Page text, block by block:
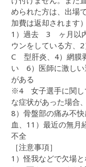
められた方は、出場
加費は返却されます）
1）過去 3 ヶ月以
ウンをしている方
C 型肝炎、4）網膜
い 6）医師に激しい
がある
※4 女子選手に関し
な症状があった場合
8）骨盤部の痛み不
血、11）最近の無
不全
［注意事項］
1）怪我などで欠場